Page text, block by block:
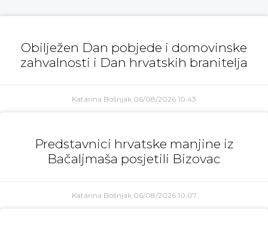
Obilježen Dan pobjede i domovinske
zahvalnosti i Dan hrvatskih branitelja
Katarina Bošnjak 06/08/2026 10:43
Predstavnici hrvatske manjine iz
Bačaljmaša posjetili Bizovac
Katarina Bošnjak 06/08/2026 10:07